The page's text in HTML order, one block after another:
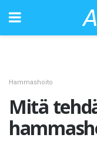
Hammashoito
Mitä